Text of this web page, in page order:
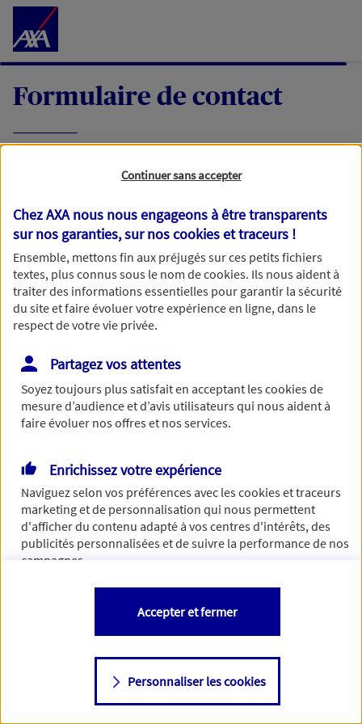
Accéder au Contenu
Formulaire de contact
demande, nous vous répondrons dans les
meilleurs délais par mail ou par téléphone.
Votre message :
Vous disposez de droits sur les informations vous concernant. Pour
plus d’informations,cliquez ici.
Continuer sans accepter
Chez AXA nous nous engageons à être transparents
sur nos garanties, sur noscookies et traceurs !
Ensemble, mettons fin aux préjugés sur ces petits fichiers
textes, plus connus sous le nom decookies. Ils nous aident à
traiter des informations essentielles pour garantir la sécurité
du site et faire évoluer votre expérience en ligne, dans le
respect de votre vie privée.
Partagez vos attentes
Soyez toujours plus satisfait en acceptant lescookiesde
mesure d’audience et d’avis utilisateurs qui nous aident à
faire évoluer nos offres et nos services.
Enrichissez votre expérience
Naviguez selon vos préférences avec lescookies et traceurs
marketing et de personnalisation qui nous permettent
d'afficher du contenu adapté à vos centres d'intérêts, des
publicités personnalisées et de suivre la performance de nos
campagnes.
Vous êtes libre de les accepter, de les refuser comme de
changer d'avis à tout moment en allant sur
Consulter notre politique decookies
Personnaliser les cookies
Accepter et fermer